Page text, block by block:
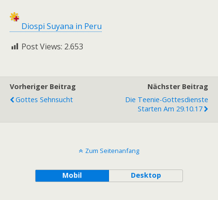
Diospi Suyana in Peru
Post Views: 2.653
Vorheriger Beitrag
Gottes Sehnsucht
Nächster Beitrag
Die Teenie-Gottesdienste
Starten Am 29.10.17
Zum Seitenanfang
Mobil Desktop